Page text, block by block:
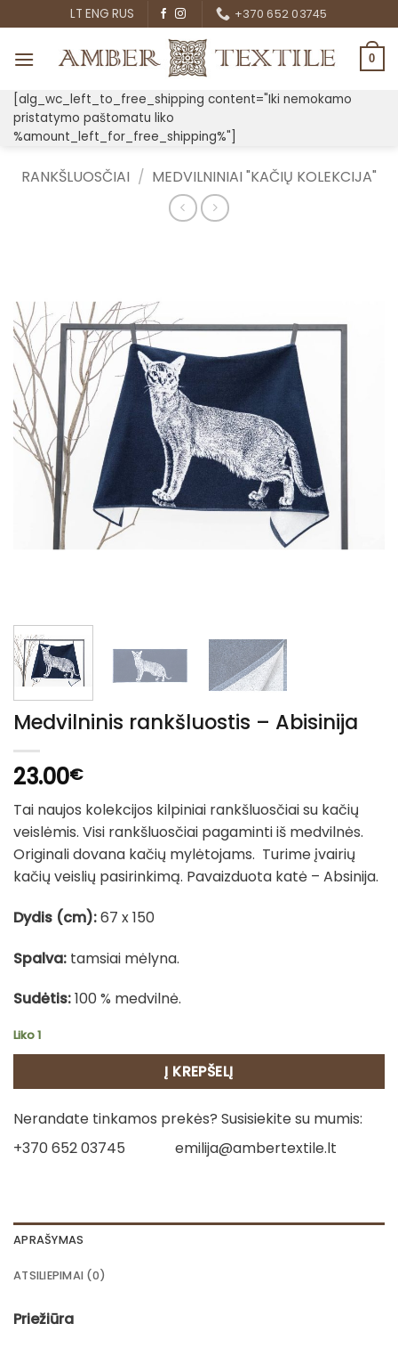
to
content
LT ENG RUS +370 652 03745
0
[alg_wc_left_to_free_shipping content="Iki nemokamo
pristatymo paštomatu liko
%amount_left_for_free_shipping%"]
RANKŠLUOSČIAI / MEDVILNINIAI "KAČIŲ KOLEKCIJA"
Medvilninis rankšluostis – Abisinija
23.00€
Tai naujos kolekcijos kilpiniai rankšluosčiai su kačių
veislėmis. Visi rankšluosčiai pagaminti iš medvilnės.
Originali dovana kačių mylėtojams. Turime įvairių
kačių veislių pasirinkimą. Pavaizduota katė – Absinija.
Dydis (cm):67 x 150
Spalva: tamsiai mėlyna.
Sudėtis:100 % medvilnė.
Liko 1
Į KREPŠELĮ
Nerandate tinkamos prekės? Susisiekite su mumis:
+370 652 03745
emilija@ambertextile.lt
APRAŠYMAS
ATSILIEPIMAI (0)
Priežiūra